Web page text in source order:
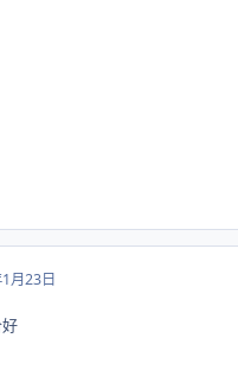
月23日